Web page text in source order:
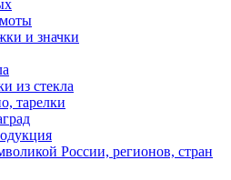
и значки
из стекла
тарелки
России, регионов, стран